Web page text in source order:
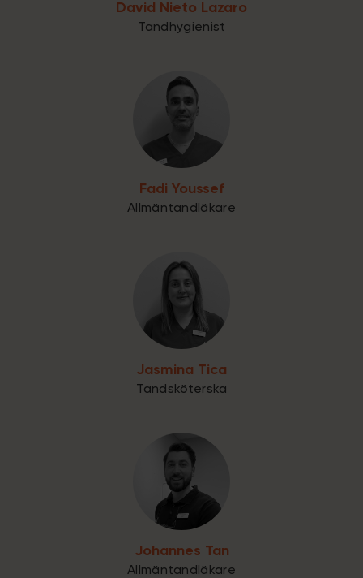
David Nieto Lazaro
Tandhygienist
Fadi Youssef
Allmäntandläkare
Jasmina Tica
Tandsköterska
Johannes Tan
Allmäntandläkare